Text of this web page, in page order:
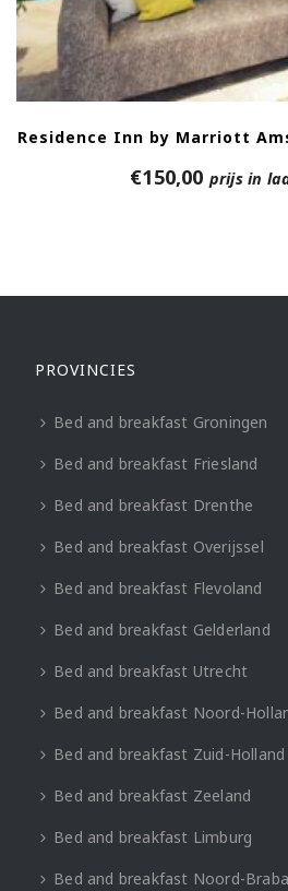
Residence Inn by Marriott
€150,00 prijs in
PROVINCIES
Bed and breakfast Groningen
Bed and breakfast Friesland
Bed and breakfast Drenthe
Bed and breakfast Overijssel
Bed and breakfast Flevoland
Bed and breakfast Gelderland
Bed and breakfast Utrecht
Bed and breakfast Noord-
Bed and breakfast Zuid-Holland
Bed and breakfast Zeeland
Bed and breakfast Limburg
Bed and breakfast Noord-